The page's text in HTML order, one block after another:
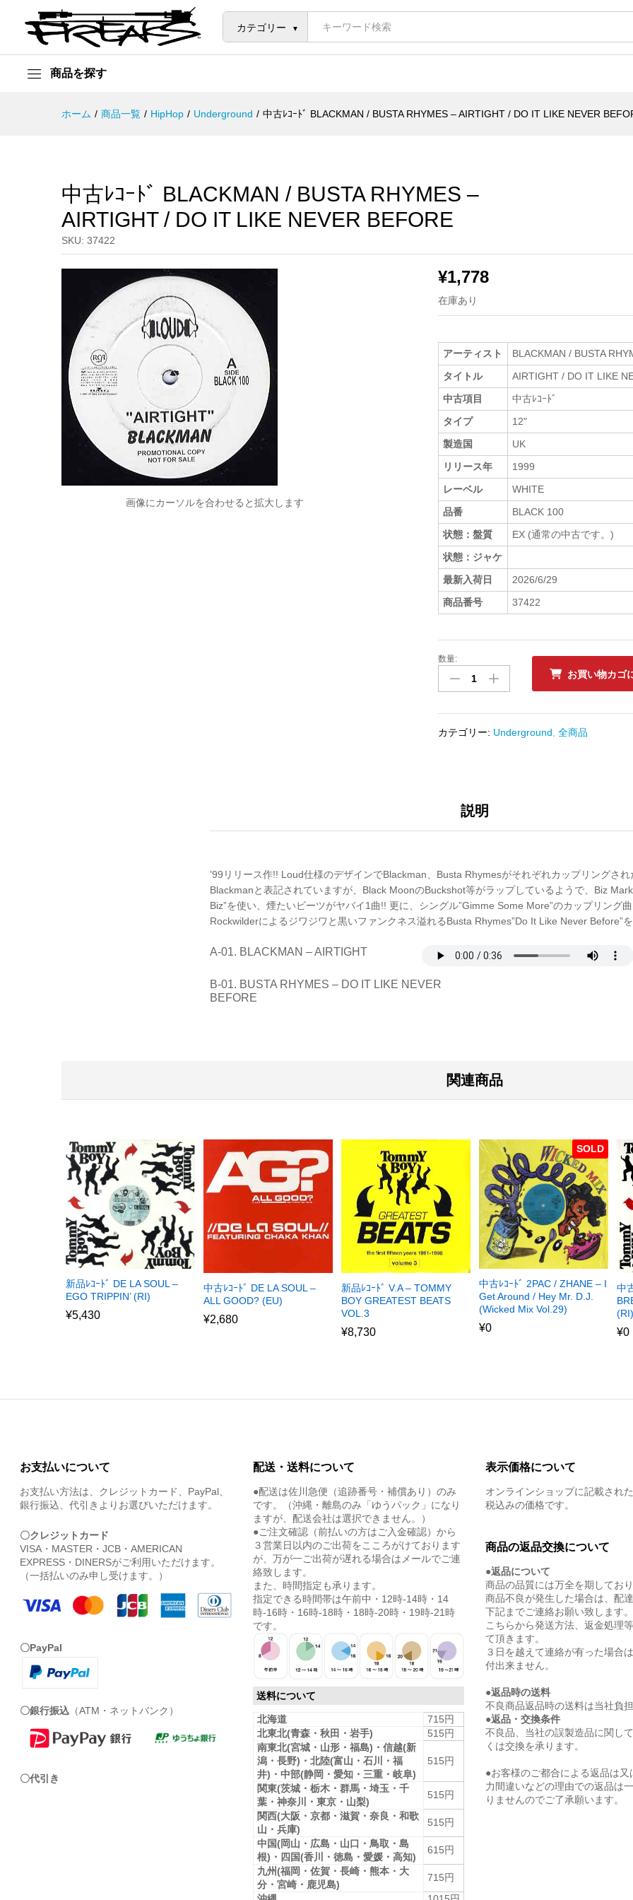
カテゴリー
商品を探す
ホーム / 商品一覧 / HipHop / Underground / 中古ﾚｺｰﾄﾞ BLACKMAN / BUSTA RHYMES – AIRTIGHT / DO IT LIKE NEVER
中古ﾚｺｰﾄﾞ BLACKMAN / BUSTA RHYMES –
AIRTIGHT / DO IT LIKE NEVER BEFORE
SKU: 37422
画像にカーソルを合わせると拡大します
¥1,778
在庫あり
アーティスト
BLACKMAN / BUSTA
タイトル
AIRTIGHT / DO IT LIKE
中古項目
中古ﾚｺｰﾄﾞ
タイプ
12"
製造国
UK
リリース年
1999
レーベル
WHITE
品番
BLACK 100
状態：盤質
EX (通常の中古です。)
状態：ジャケ
最新入荷日
2026/6/29
商品番号
37422
中
ﾚ
ﾄﾞ
RHYMES
AIRTIGHT
IT
LIKE
NEVER
BEFORE
量
数量:
お買い物カゴ
カテゴリー: Underground ,全商品
説明
’99リリース作!! Loud仕様のデザインでBlackman、Busta Rhymesがそれぞれカップリングさ
Blackmanと表記されていますが、Black MoonのBuckshot等がラップしているようで、Biz
Biz”を使い、煙たいビーツがヤバイ1曲!! 更に、シングル”Gimme Some More”のカップリング
Rockwilderによるジワジワと黒いファンクネス溢れるBusta Rhymes”Do It Like Never Before”
A-01. BLACKMAN – AIRTIGHT
B-01. BUSTA RHYMES – DO IT LIKE NEVER
BEFORE
関連商品
新品ﾚｺｰﾄﾞ DE LA SOUL –
EGO TRIPPIN’ (RI)
¥5,430
中古ﾚｺｰﾄﾞ DE LA SOUL –
ALL GOOD? (EU)
¥2,680
新品ﾚｺｰﾄﾞ V.A – TOMMY
BOY GREATEST BEATS
VOL.3
¥8,730
SOLD
中古ﾚｺｰﾄﾞ 2PAC / ZHANE – I
Get Around / Hey Mr. D.J.
(Wicked Mix Vol.29)
¥0
中
(RI)
¥0
お支払いについて
お支払い方法は、クレジットカード、PayPal、
銀行振込、代引きよりお選びいただけます。
〇クレジットカード
VISA・MASTER・JCB・AMERICAN
EXPRESS・DINERSがご利用いただけます。
（一括払いのみ申し受けます。）
〇PayPal
〇銀行振込 （ATM・ネットバンク）
〇代引き
配送・送料について
●配送は佐川急便（追跡番号・補償あり）のみ
です。（沖縄・離島のみ「ゆうパック」になり
ますが、配送会社は選択できません。）
●ご注文確認（前払いの方はご入金確認）から
３営業日以内のご出荷をこころがけております
が、万が一ご出荷が遅れる場合はメールでご連
絡致します。
また、時間指定も承ります。
指定できる時間帯は午前中・12時-14時・14
時-16時・16時-18時・18時-20時・19時-21時
です。
送料について
北海道
715円
北東北(青森・秋田・岩手)
515円
南東北(宮城・山形・福島)・信越(新
潟・長野)・北陸(富山・石川・福
井)・中部(静岡・愛知・三重・岐阜)
515円
関東(茨城・栃木・群馬・埼玉・千
葉・神奈川・東京・山梨)
515円
関西(大阪・京都・滋賀・奈良・和歌
山・兵庫)
515円
中国(岡山・広島・山口・鳥取・島
根)・四国(香川・徳島・愛媛・高知)
615円
九州(福岡・佐賀・長崎・熊本・大
分・宮崎・鹿児島)
715円
表示価格について
オンラインショップに記載され
税込みの価格です。
商品の返品交換について
●返品について
商品の品質には万全を期してお
商品不良が発生した場合は、配
下記までご連絡お願い致します。
こちらから発送方法、返金処理
て頂きます。
３日を越えて連絡が有った場合
付出来ません。
●返品時の送料
不良商品返品時の送料は当社負
●返品・交換条件
不良品、当社の誤製造品に関し
くは交換を承ります。
●お客様のご都合による返品は又
力間違いなどの理由での返品は
りませんのでご了承願います。
中古ﾚｺｰﾄﾞ BLACKMAN / BUSTA RHYMES - AIRTIGHT / DO IT LIKE NEVER
説明